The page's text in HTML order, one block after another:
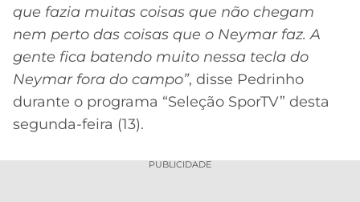
que fazia muitas coisas que não chegam
nem perto das coisas que o Neymar faz. A
gente fica batendo muito nessa tecla do
Neymar fora do campo”, disse Pedrinho
durante o programa “Seleção SporTV” desta
segunda-feira (13).
PUBLICIDADE